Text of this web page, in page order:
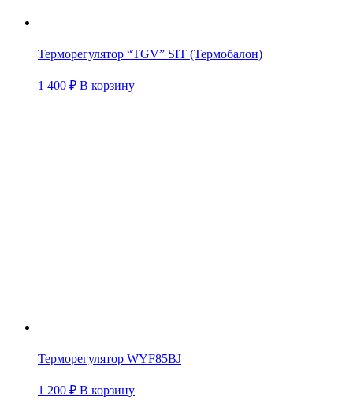
Терморегулятор “TGV” SIT (Термобалон)
1 400 ₽ В корзину
Терморегулятор WYF85BJ
1 200 ₽ В корзину